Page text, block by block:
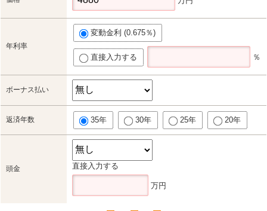
年利率
変動金利 (0.675％)
直接入力する ％
ボーナス払い
返済年数 35年 30年 25年 20年
頭金 直接入力する
万円